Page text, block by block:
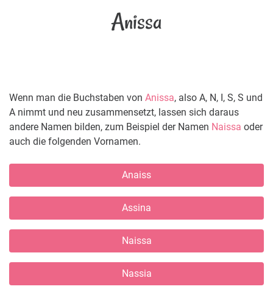
Anissa
Wenn man die Buchstaben von Anissa, also A, N, I, S, S und
A nimmt und neu zusammensetzt, lassen sich daraus
andere Namen bilden, zum Beispiel der Namen Naissa oder
auch die folgenden Vornamen.
Anaiss
Assina
Naissa
Nassia